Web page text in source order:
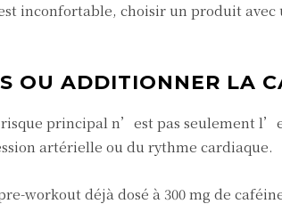
inconfortable, choisir un produit avec
OU ADDITIONNER LA
principal n’est pas seulement
artérielle ou du rythme cardiaque.
workout déjà dosé à 300 mg de